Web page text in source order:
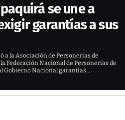
se une a
garantías a sus
a la Asociación de Personerías de
Federación Nacional de Personerías de
Gobierno Nacional garantías…